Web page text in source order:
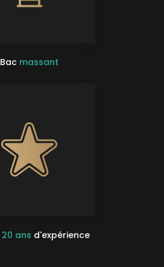
Bac massant
20 ans d'expérience